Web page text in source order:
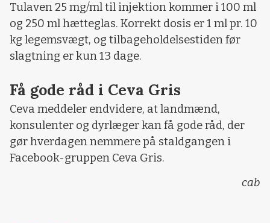
Tulaven 25 mg/ml til injektion kommer i 100 ml
og 250 ml hætteglas. Korrekt dosis er 1 ml pr. 10
kg legemsvægt, og tilbageholdelsestiden før
slagtning er kun 13 dage.
Få gode råd i Ceva Gris
Ceva meddeler endvidere, at landmænd,
konsulenter og dyrlæger kan få gode råd, der
gør hverdagen nemmere på staldgangen i
Facebook-gruppen Ceva Gris.
cab